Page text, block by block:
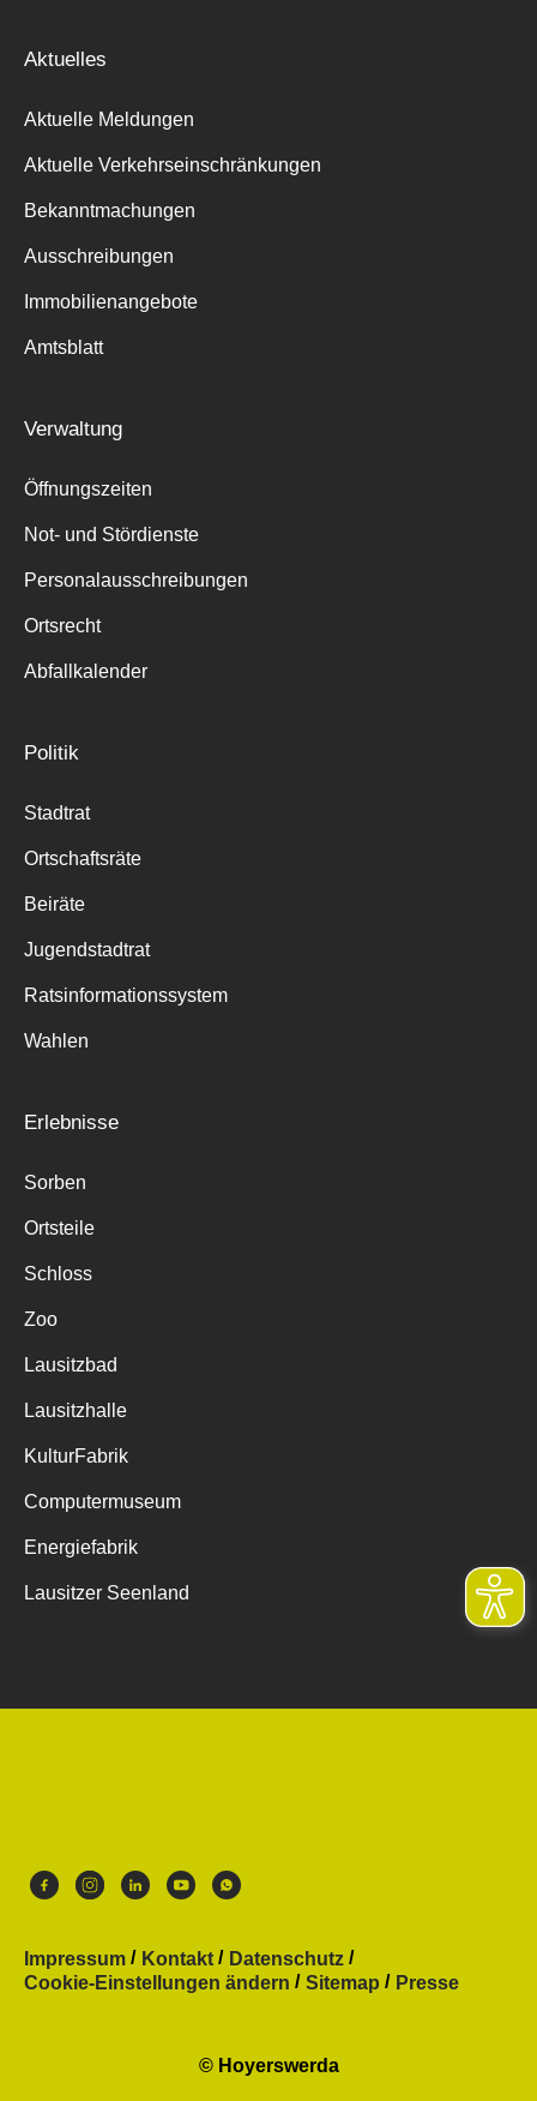
Suche
Aktuelles
Aktuelle Meldungen
Aktuelle Verkehrseinschränkungen
Bekanntmachungen
Ausschreibungen
Immobilienangebote
Amtsblatt
Verwaltung
Öffnungszeiten
Not- und Stördienste
Personalausschreibungen
Ortsrecht
Abfallkalender
Politik
Stadtrat
Ortschaftsräte
Beiräte
Jugendstadtrat
Ratsinformationssystem
Wahlen
Erlebnisse
Sorben
Ortsteile
Schloss
Zoo
Lausitzbad
Lausitzhalle
KulturFabrik
Computermuseum
Energiefabrik
Lausitzer Seenland
Impressum Kontakt
Datenschutz
Cookie-Einstellungen ändern
Sitemap Presse
© Hoyerswerda